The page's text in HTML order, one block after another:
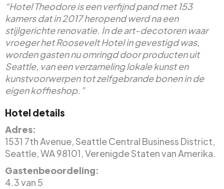
“Hotel Theodore is een verfijnd pand met 153
kamers dat in 2017 heropend werd na een
stijlgerichte renovatie. In de art-decotoren waar
vroeger het Roosevelt Hotel in gevestigd was,
worden gasten nu omringd door producten uit
Seattle, van een verzameling lokale kunst en
kunstvoorwerpen tot zelfgebrande bonen in de
eigen koffieshop.”
Hotel details
Adres:
1531 7th Avenue, Seattle Central Business District,
Seattle, WA 98101, Verenigde Staten van Amerika.
Gastenbeoordeling:
4.3 van 5